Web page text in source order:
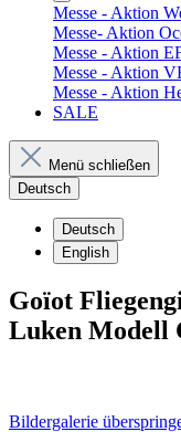
Messe - Aktion
Messe- Aktion
Messe - Aktion
Messe - Aktion
Messe - Aktion
SALE
Menü schließen
Deutsch
Deutsch
English
Goïot
Luken
Bildergalerie